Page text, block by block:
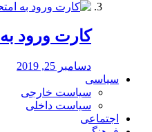
کارت ورود
دسامبر 25, 2019
سیاسی
سیاست خارجی
سیاست داخلی
اجتماعی